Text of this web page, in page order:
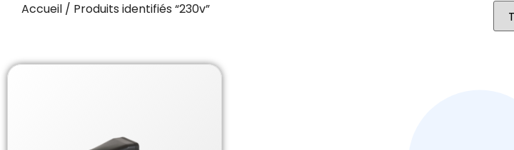
Accueil / Produits identifiés “230v”